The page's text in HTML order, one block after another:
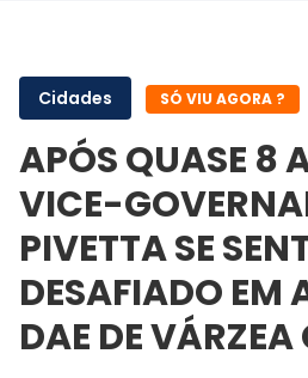
Cidades SÓ VIU AGORA ?
APÓS QUASE 8
VICE-
PIVETTA SE
DESAFIADO EM
DAE DE VÁRZEA